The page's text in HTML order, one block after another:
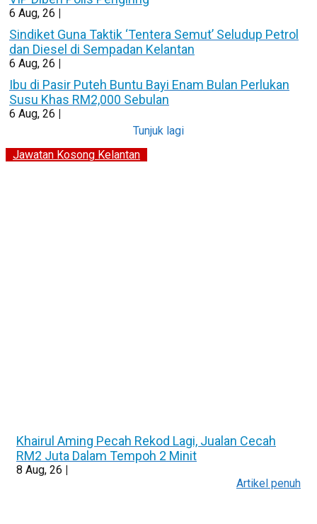
6 Aug, 26
Sindiket Guna Taktik ‘Tentera Semut’ Seludup Petrol
dan Diesel di Sempadan Kelantan
6 Aug, 26
Ibu di Pasir Puteh Buntu Bayi Enam Bulan Perlukan
Susu Khas RM2,000 Sebulan
6 Aug, 26
Tunjuk lagi
Jawatan Kosong Kelantan
Khairul Aming Pecah Rekod Lagi, Jualan Cecah
RM2 Juta Dalam Tempoh 2 Minit
8 Aug, 26 |
Artikel penuh